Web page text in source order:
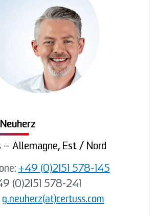
– Allemagne, Est / Nord
+49 (0)2151 578-145
(0)2151 578-241
g.neuherz(at)certuss.com